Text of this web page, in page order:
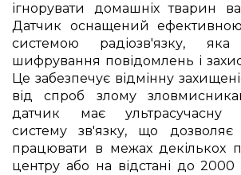
ігнорувати домашніх тварин
Датчик оснащений
системою радіозв'язку, яка
шифрування повідомлень і
Це забезпечує відмінну
від спроб злому
датчик має ультрасучасну
систему зв'язку, що
працювати в межах декількох
центру або на відстані до 2000